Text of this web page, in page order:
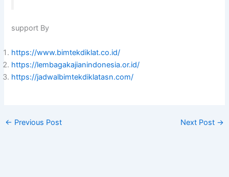
support By
https://www.bimtekdiklat.co.id/
https://lembagakajianindonesia.or.id/
https://jadwalbimtekdiklatasn.com/
← Previous Post Next Post →